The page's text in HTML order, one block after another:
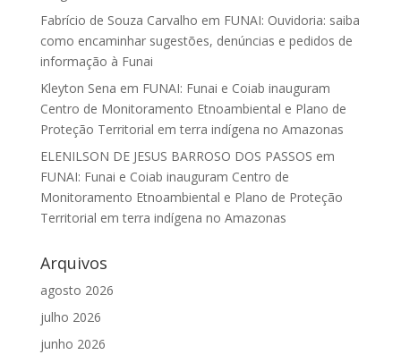
Fabrício de Souza Carvalho em FUNAI: Ouvidoria: saiba
como encaminhar sugestões, denúncias e pedidos de
informação à Funai
Kleyton Sena em FUNAI: Funai e Coiab inauguram
Centro de Monitoramento Etnoambiental e Plano de
Proteção Territorial em terra indígena no Amazonas
ELENILSON DE JESUS BARROSO DOS PASSOS em
FUNAI: Funai e Coiab inauguram Centro de
Monitoramento Etnoambiental e Plano de Proteção
Territorial em terra indígena no Amazonas
Arquivos
agosto 2026
julho 2026
junho 2026